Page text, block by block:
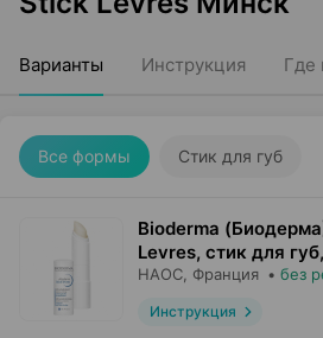
Варианты Инструкция Где
Все формы Стик для губ
Bioderma
Levres, стик для губ,
НАОС , Франция • без
Инструкция